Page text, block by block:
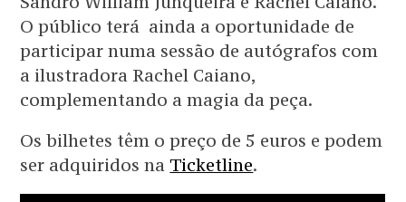
O público terá ainda a oportunidade de
participar numa sessão de autógrafos com
a ilustradora Rachel Caiano,
complementando a magia da peça.
Os bilhetes têm o preço de 5 euros e podem
ser adquiridos naTicketline.